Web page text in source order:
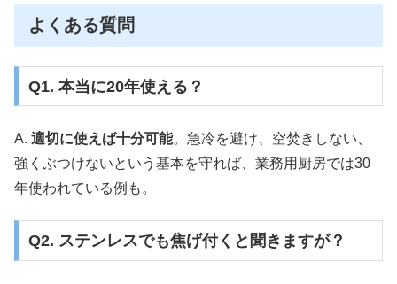
よくある質問
Q1. 本当に20年使える？
A. 適切に使えば十分可能。急冷を避け、空焚きしない、
強くぶつけないという基本を守れば、業務用厨房では30
年使われている例も。
Q2. ステンレスでも焦げ付くと聞きますが？